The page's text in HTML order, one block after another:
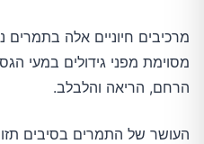
מרכיבים חיוניים אלה
מסוימת מפני גידולים במעי
הרחם, הריאה והלבלב.
העושר של התמרים בסיבים